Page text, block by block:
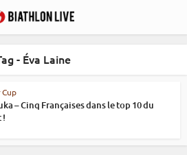
- Éva Laine
– Cinq Françaises dans le top 10 du
!